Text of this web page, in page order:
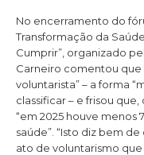
No encerramento do
Transformação da
Cumprir”, organizado
Carneiro comentou que
voluntarista” – a forma
classificar – e frisou
“em 2025 houve menos
saúde”. “Isto diz bem
ato de voluntarismo